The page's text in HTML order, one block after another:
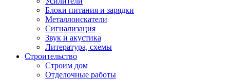
Блоки питания и зарядки
Металлоискатели
Сигнализация
Звук и акустика
Литература, схемы
Строительство
Строим дом
Отделочные работы